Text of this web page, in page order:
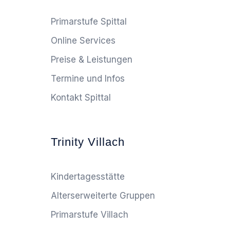
Primarstufe Spittal
Online Services
Preise & Leistungen
Termine und Infos
Kontakt Spittal
Trinity Villach
Kindertagesstätte
Alterserweiterte Gruppen
Primarstufe Villach